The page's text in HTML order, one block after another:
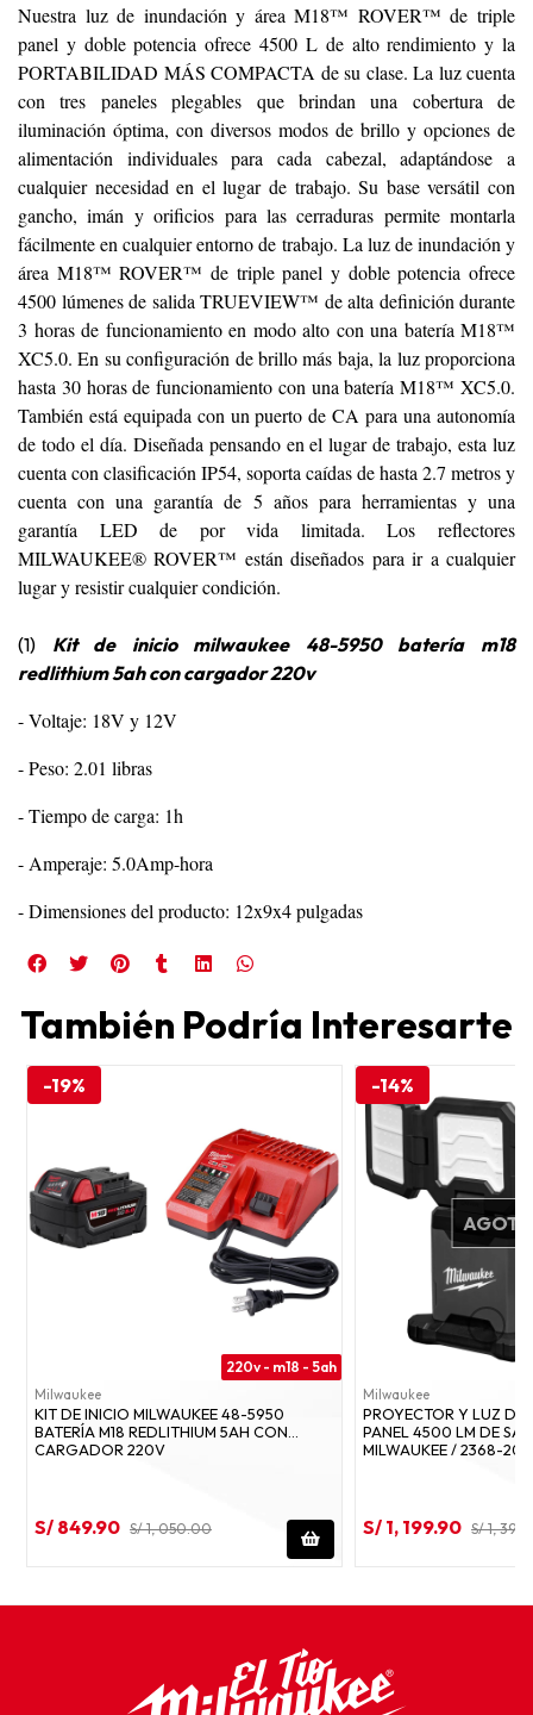
Nuestra luz de inundación y área M18™ ROVER™ de triple
panel y doble potencia ofrece 4500 L de alto rendimiento y la
PORTABILIDAD MÁS COMPACTA de su clase. La luz cuenta
con tres paneles plegables que brindan una cobertura de
iluminación óptima, con diversos modos de brillo y opciones de
alimentación individuales para cada cabezal, adaptándose a
cualquier necesidad en el lugar de trabajo. Su base versátil con
gancho, imán y orificios para las cerraduras permite montarla
fácilmente en cualquier entorno de trabajo. La luz de inundación y
área M18™ ROVER™ de triple panel y doble potencia ofrece
4500 lúmenes de salida TRUEVIEW™ de alta definición durante
3 horas de funcionamiento en modo alto con una batería M18™
XC5.0. En su configuración de brillo más baja, la luz proporciona
hasta 30 horas de funcionamiento con una batería M18™ XC5.0.
También está equipada con un puerto de CA para una autonomía
de todo el día. Diseñada pensando en el lugar de trabajo, esta luz
cuenta con clasificación IP54, soporta caídas de hasta 2.7 metros y
cuenta con una garantía de 5 años para herramientas y una
garantía LED de por vida limitada. Los reflectores
MILWAUKEE® ROVER™ están diseñados para ir a cualquier
lugar y resistir cualquier condición.
(1) Kit de inicio milwaukee 48-5950 batería m18
redlithium 5ah con cargador 220v
- Voltaje: 18V y 12V
- Peso: 2.01 libras
- Tiempo de carga: 1h
- Amperaje: 5.0Amp-hora
- Dimensiones del producto: 12x9x4 pulgadas
También Podría Interesarte
-19%
220v - m18 - 5ah
Milwaukee
KIT DE INICIO MILWAUKEE 48-5950
BATERÍA M18 REDLITHIUM 5AH CON
CARGADOR 220V
S/ 849.90 S/ 1, 050.00
-14%
Milwaukee
PROYECTOR Y LUZ DE
PANEL 4500 LM DE
MILWAUKEE / 2368-20
S/ 1, 199.90 S/ 1,